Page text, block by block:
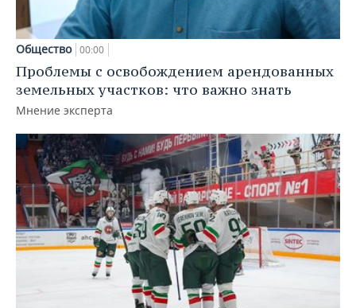
Общество 00:00
Проблемы с освобождением арендованных
земельных участков: что важно знать
Мнение эксперта